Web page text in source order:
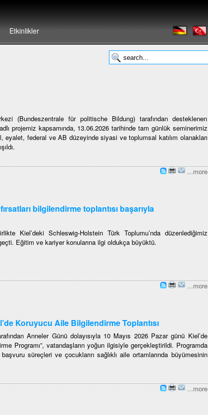
Etkinlikler
(Bundeszentrale für politische Bildung) tarafından desteklenen
projemiz kapsamında, 13.06.2026 tarihinde tam günlük seminerimiz
eyalet, federal ve AB düzeyinde siyasi ve toplumsal katılım olanakları
...more
bilgilendirme toplantısı başarıyla
Kiel’deki Schleswig-Holstein Türk Toplumu’nda düzenlediğimiz
Eğitim ve kariyer konularına ilgi oldukça büyüktü.
...more
Koruyucu Aile Bilgilendirme Toplantısı
Anneler Günü dolayısıyla 10 Mayıs 2026 Pazar günü Kiel’de
Programı”, vatandaşların yoğun ilgisiyle gerçekleştirildi. Programda
süreçleri ve çocukların sağlıklı aile ortamlarında büyümesinin
...more